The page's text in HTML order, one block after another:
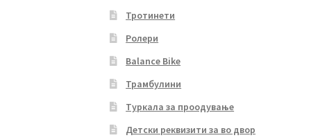
Тротинети
Ролери
Balance Bike
Трамбулини
Туркала за проодување
Детски реквизити за во двор